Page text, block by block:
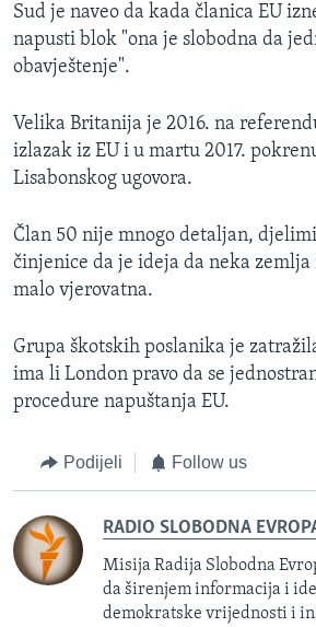
Sud je naveo da kada članica EU
napusti blok "ona je slobodna da
obavještenje".
Velika Britanija je 2016. na
izlazak iz EU i u martu 2017.
Lisabonskog ugovora.
Član 50 nije mnogo detaljan,
činjenice da je ideja da neka
malo vjerovatna.
Grupa škotskih poslanika je
ima li London pravo da se
procedure napuštanja EU.
Podijeli Follow us
RADIO SLOBODNA
Misija Radija Slobodna
da širenjem informacija i
demokratske vrijednosti i